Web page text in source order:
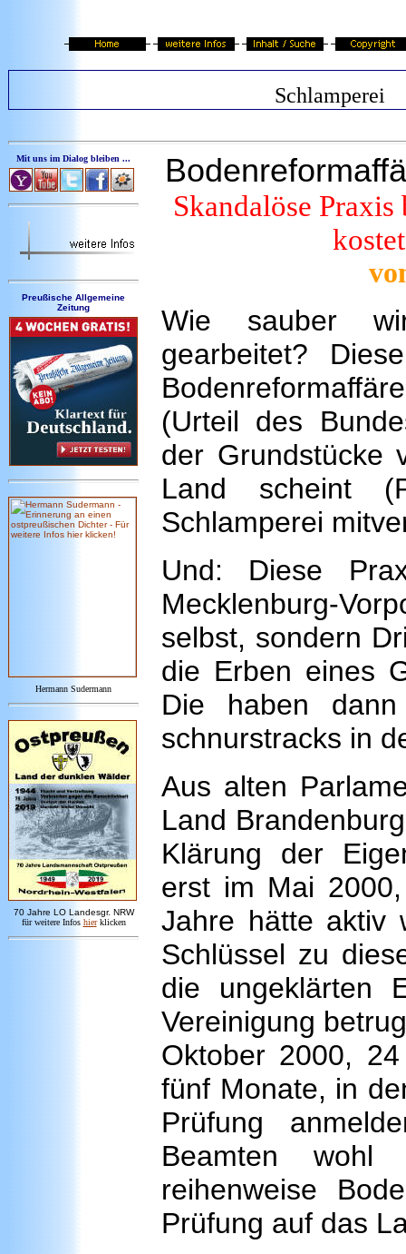
Schlamperei
Mit uns im Dialog bleiben ...
Preußische Allgemeine
Zeitung
Hermann Sudermann
70 Jahre LO Landesgr. NRW
für weitere Infos hier klicken
Skandalöse
Wie sauber
gearbeitet?
(Urteil des
der Grundstücke
Land scheint
Schlamperei
Und: Diese
Mecklenburg-
selbst, sondern
die Erben eines
Die haben
schnurstracks in
Aus alten
Land
Klärung der
erst im Mai
Jahre hätte aktiv
Schlüssel zu
die ungeklärten
Vereinigung
Oktober 2000,
fünf Monate, in
Prüfung
Beamten
reihenweise
Prüfung auf das